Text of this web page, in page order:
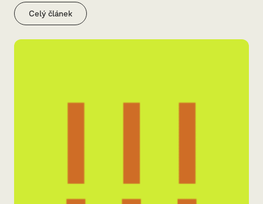
Celý článek